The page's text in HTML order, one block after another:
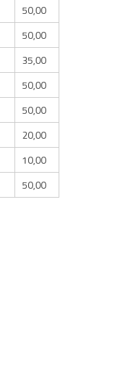
50,00
50,00
35,00
50,00
50,00
20,00
10,00
50,00